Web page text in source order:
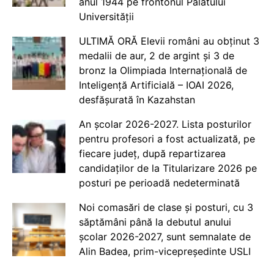
Universității
ULTIMĂ ORĂ Elevii români au obținut 3
medalii de aur, 2 de argint și 3 de
bronz la Olimpiada Internațională de
Inteligență Artificială – IOAI 2026,
desfășurată în Kazahstan
An școlar 2026-2027. Lista posturilor
pentru profesori a fost actualizată, pe
fiecare județ, după repartizarea
candidaților de la Titularizare 2026 pe
posturi pe perioadă nedeterminată
Noi comasări de clase și posturi, cu 3
săptămâni până la debutul anului
școlar 2026-2027, sunt semnalate de
Alin Badea, prim-vicepreședinte USLI